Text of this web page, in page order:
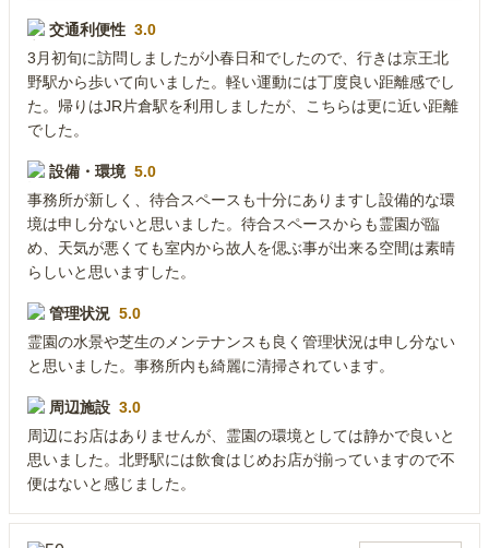
交通利便性 3.0
3月初旬に訪問しましたが小春日和でしたので、行きは京王北
野駅から歩いて向いました。軽い運動には丁度良い距離感でし
た。帰りはJR片倉駅を利用しましたが、こちらは更に近い距離
でした。
設備・環境 5.0
事務所が新しく、待合スペースも十分にありますし設備的な環
境は申し分ないと思いました。待合スペースからも霊園が臨
め、天気が悪くても室内から故人を偲ぶ事が出来る空間は素晴
らしいと思いますした。
管理状況 5.0
霊園の水景や芝生のメンテナンスも良く管理状況は申し分ない
と思いました。事務所内も綺麗に清掃されています。
周辺施設 3.0
周辺にお店はありませんが、霊園の環境としては静かで良いと
思いました。北野駅には飲食はじめお店が揃っていますので不
便はないと感じました。